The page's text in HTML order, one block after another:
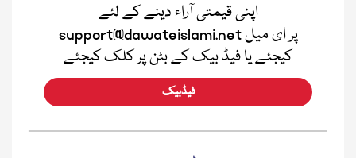
اپنی قیمتی آراء دینے کے لئے
support@dawateislami.net پر ای میل
کیجئے یا فیڈ بیک کے بٹن پر کلک کیجئے
فیڈبیک